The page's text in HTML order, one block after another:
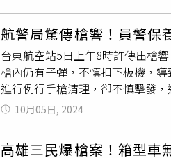
留雖讓他緊張，但能逼真到讓海
手工與土地情感。
另透過TPASS 2.0一卡通完成登
數，不僅最高享40％回饋，還能
公車+南嘉臺鐵無限搭」799元定
現台南至嘉義共23個火車站的無
烈。為確保民眾能輕鬆入手，此
只需簡單四個步驟：購買空卡、
客來、一卡通蝦皮商城外，全台
使用，無需額外購卡。民眾只需
完成過卡啟用，整個過程一氣呵
航警局驚傳槍響！員警保
台東航空站5日上午8時許傳出槍
槍內仍有子彈，不慎扣下板機，
進行例行手槍清理，卻不慎擊發
護理師進行初步包紮。隨後，曹
也能點頭回應，表示「還好」。
一步調查槍支操作是否存在疏忽
10月05日, 2024
高雄三民爆槍案！箱型